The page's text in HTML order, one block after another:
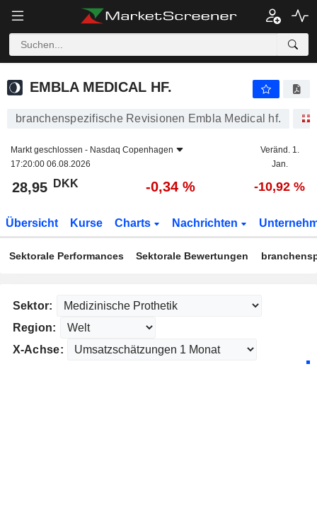
EMBLA MEDICAL HF.
EMBLA MEDICAL HF.
branchenspezifische Revisionen Embla Medical hf.
Markt geschlossen - Nasdaq Copenhagen
17:20:00 06.08.2026
Veränd. 1.
Jan.
28,95 DKK -0,34 % -10,92 %
Übersicht Kurse Charts Nachrichten
Sektorale Performances Sektorale Bewertungen
Sektor:
Region:
X-Achse: